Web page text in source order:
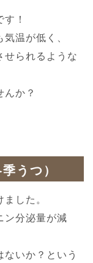
！
温が低く、
せられるような
んか？
うつ）
した。
ン分泌量が減
いか？という